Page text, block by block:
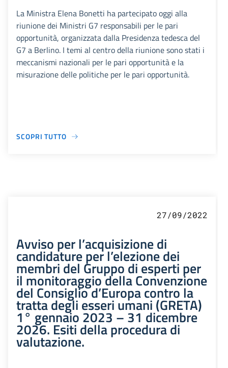
La Ministra Elena Bonetti ha partecipato oggi alla
riunione dei Ministri G7 responsabili per le pari
opportunità, organizzata dalla Presidenza tedesca del
G7 a Berlino. I temi al centro della riunione sono stati i
meccanismi nazionali per le pari opportunità e la
misurazione delle politiche per le pari opportunità.
SCOPRI TUTTO
27/09/2022
Avviso per l’acquisizione di
candidature per l’elezione dei
membri del Gruppo di esperti per
il monitoraggio della Convenzione
del Consiglio d’Europa contro la
tratta degli esseri umani (GRETA)
1° gennaio 2023 – 31 dicembre
2026. Esiti della procedura di
valutazione.